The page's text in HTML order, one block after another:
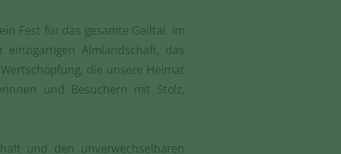
Fest für das gesamte Gailtal. Im
Almlandschaft, das
die unsere Heimat
und Besuchern mit Stolz,
und den unverwechselbaren